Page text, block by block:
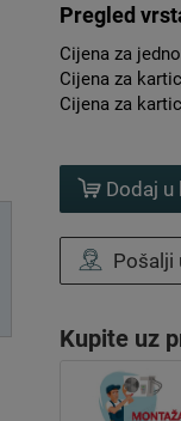
Pregled
Cijena za
Cijena za
Cijena za
Dodaj u
Pošalji
Kupite uz